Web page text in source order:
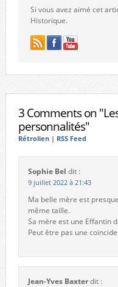
Si vous avez aimé cet
Historique.
3 Comments on
personnalités"
Rétrolien| RSS Feed
Sophie Bel dit :
9 juillet 2022 à 21:43
Ma belle mère est
même taille.
Sa mère est une Effantin
Peut être pas une
Jean-Yves Baxterdit :